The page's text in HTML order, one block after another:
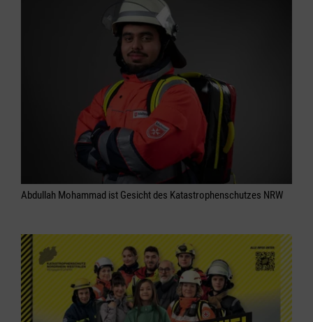
Abdullah Mohammad ist Gesicht des Katastrophenschutzes NRW